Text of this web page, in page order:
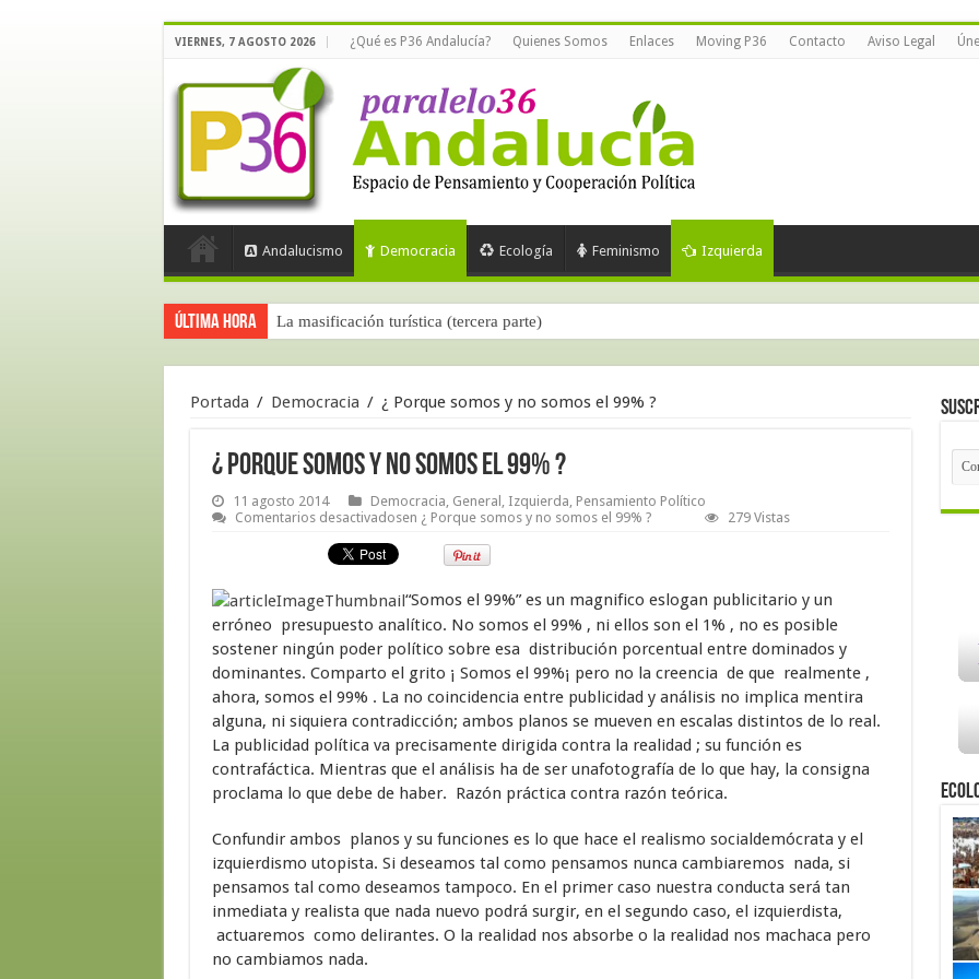
VIERNES, 7 AGOSTO 2026 ¿Qué es P36 Andalucía? Quienes Somos Enlaces Moving P36 Contacto Aviso Legal
Andalucismo Democracia Ecología Feminismo Izquierda
Última hora La masificación turística (tercera parte)
Portada / Democracia / ¿ Porque somos y no somos el 99% ?
¿ Porque somos y no somos el 99% ?
11 agosto 2014 Democracia, General , Izquierda, Pensamiento Político
Comentarios desactivadosen ¿ Porque somos y no somos el 99% ? 279 Vistas
“Somos el 99%” es un magnifico eslogan publicitario y un
erróneo presupuesto analítico. No somos el 99% , ni ellos son el 1% , no es posible
sostener ningún poder político sobre esa distribución porcentual entre dominados y
dominantes. Comparto el grito ¡ Somos el 99%¡ pero no la creencia de que realmente ,
ahora, somos el 99% . La no coincidencia entre publicidad y análisis no implica mentira
alguna, ni siquiera contradicción; ambos planos se mueven en escalas distintos de lo real.
La publicidad política va precisamente dirigida contra la realidad ; su función es
contrafáctica. Mientras que el análisis ha de ser unafotografía de lo que hay, la consigna
proclama lo que debe de haber. Razón práctica contra razón teórica.
Confundir ambos planos y su funciones es lo que hace el realismo socialdemócrata y el
izquierdismo utopista. Si deseamos tal como pensamos nunca cambiaremos nada, si
pensamos tal como deseamos tampoco. En el primer caso nuestra conducta será tan
inmediata y realista que nada nuevo podrá surgir, en el segundo caso, el izquierdista,
actuaremos como delirantes. O la realidad nos absorbe o la realidad nos machaca pero
no cambiamos nada.